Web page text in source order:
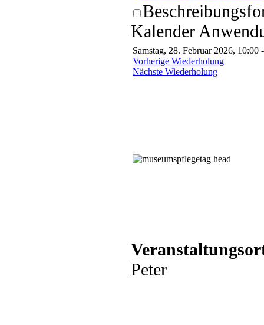
Kalender
Samstag, 28. Februar 2026, 10:00
Vorherige Wiederholung
Nächste Wiederholung
Peter